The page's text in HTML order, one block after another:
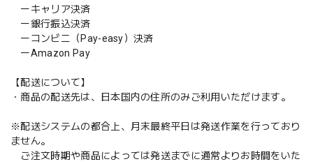
ーキャリア決済
ー銀行振込決済
ーコンビニ（Pay-easy）決済
ーAmazon Pay
【配送について】
・商品の配送先は、日本国内の住所のみご利用いただけます。
※配送システムの都合上、月末最終平日は発送作業を行っており
ません。
ご注文時期や商品によっては発送までに通常よりお時間をいた